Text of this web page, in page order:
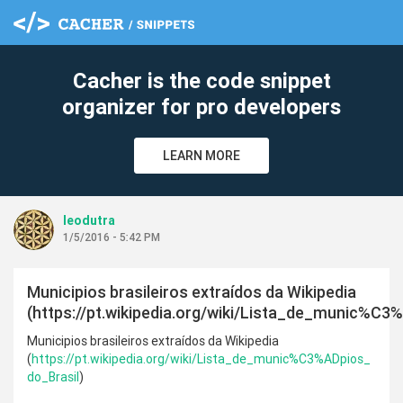
Cacher is the code snippet
organizer for pro developers
LEARN MORE
leodutra
1/5/2016 - 5:42 PM
Municipios brasileiros extraídos da Wikipedia
(https://pt.wikipedia.org/wiki/
Municipios brasileiros extraídos da Wikipedia
(https://pt.wikipedia.org/wiki/Lista_de_munic%C3%ADpios_
do_Brasil)